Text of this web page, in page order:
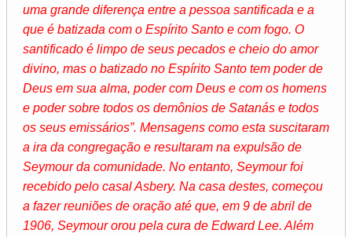
uma grande diferença entre a pessoa santificada e a
que é batizada com o Espírito Santo e com fogo. O
santificado é limpo de seus pecados e cheio do amor
divino, mas o batizado no Espírito Santo tem poder de
Deus em sua alma, poder com Deus e com os homens
e poder sobre todos os demônios de Satanás e todos
os seus emissários”. Mensagens como esta suscitaram
a ira da congregação e resultaram na expulsão de
Seymour da comunidade. No entanto, Seymour foi
recebido pelo casal Asbery. Na casa destes, começou
a fazer reuniões de oração até que, em 9 de abril de
1906, Seymour orou pela cura de Edward Lee. Além